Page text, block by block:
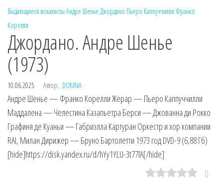
Выдающиеся вокалисты Андре Шенье Джордано Пьеро Каппуччилли Франко
Корелли
Джордано. Андре Шенье
(1973)
10.06.2025 Автор: DOMNA
Андре Шенье — Франко Корелли Жерар — Пьеро Каппуччилли
Маддалена — Челестина Казапьетра Берси — Джованна ди Рокко
Графиня де Куаньи — Габриэлла Картуран Оркестр и хор компании
RAI, Милан Дирижер — Бруно Бартолетти 1973 год DVD-9 (6,88 Гб)
[hide]https://disk.yandex.ru/d/hYy1YLU-3t77lA[/hide]
0